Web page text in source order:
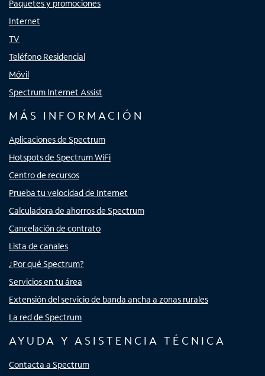
Paquetes y promociones
Internet
TV
Teléfono Residencial
Móvil
Spectrum Internet Assist
MÁS INFORMACIÓN
Aplicaciones de Spectrum
Hotspots de Spectrum WiFi
Centro de recursos
Prueba tu velocidad de Internet
Calculadora de ahorros de Spectrum
Cancelación de contrato
Lista de canales
¿Por qué Spectrum?
Servicios en tu área
Extensión del servicio de banda ancha a zonas rurales
La red de Spectrum
AYUDA Y ASISTENCIA TÉCNICA
Contacta a Spectrum